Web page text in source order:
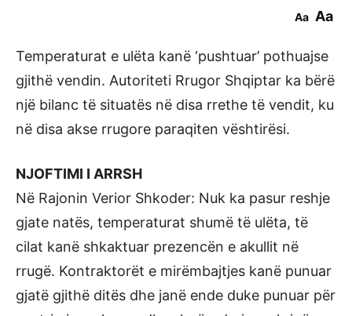
Aa Aa
Temperaturat e ulëta kanë ‘pushtuar’ pothuajse
gjithë vendin. Autoriteti Rrugor Shqiptar ka bërë
një bilanc të situatës në disa rrethe të vendit, ku
në disa akse rrugore paraqiten vështirësi.
NJOFTIMI I ARRSH
Në Rajonin Verior Shkoder: Nuk ka pasur reshje
gjate natës, temperaturat shumë të ulëta, të
cilat kanë shkaktuar prezencën e akullit në
rrugë. Kontraktorët e mirëmbajtjes kanë punuar
gjatë gjithë ditës dhe janë ende duke punuar për